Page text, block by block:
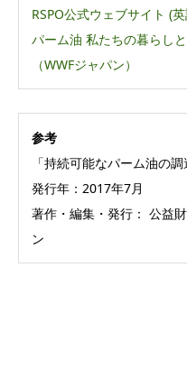
RSPO公式ウェブサイト (
パーム油 私たちの暮らし
（WWFジャパン）
参考
「持続可能なパーム油の調
発行年：2017年7月
著作・編集・発行： 公益
ン